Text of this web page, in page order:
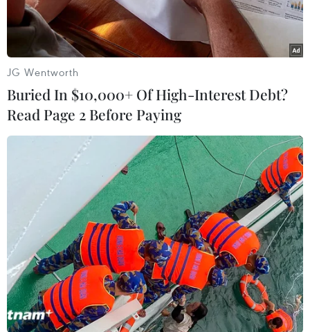
Thủ tướng Tây Ban Nha Pedro Sanchez tuyên bố tổ chức tổng
tuyển cử trước thời hạn, tại Madrid ngày 29/5/2023. (Ảnh:
AFP/TTXVN)
Ngày 29/5, Thủ tướng Tây Ban Nha Pedro
Sanchez đã bất ngờ tuyên bố tổ chức tổng tuyển
cử trước thời hạn vào trung tuần tháng 7 tới.
JG Wentworth
Buried In $10,000+ Of High-Interest Debt?
Read Page 2 Before Paying